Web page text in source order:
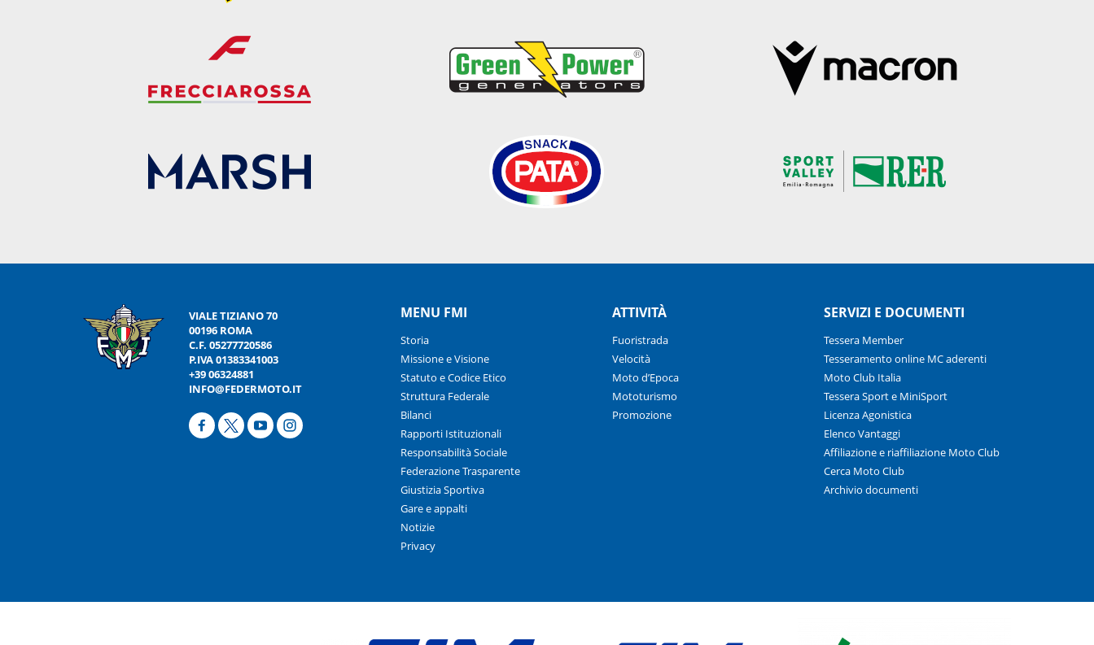
VIALE TIZIANO 70
00196 ROMA
C.F. 05277720586
P.IVA 01383341003
+39 06324881
INFO@FEDERMOTO.IT
MENU FMI
Storia
Missione e Visione
Statuto e Codice Etico
Struttura Federale
Bilanci
Rapporti Istituzionali
Responsabilità Sociale
Federazione Trasparente
Giustizia Sportiva
Gare e appalti
Notizie
Privacy
ATTIVITÀ
Fuoristrada
Velocità
Moto d’Epoca
Mototurismo
Promozione
SERVIZI E DOCUMENTI
Tessera Member
Tesseramento online MC aderenti
Moto Club Italia
Tessera Sport e MiniSport
Licenza Agonistica
Elenco Vantaggi
Affiliazione e riaffiliazione Moto Club
Cerca Moto Club
Archivio documenti